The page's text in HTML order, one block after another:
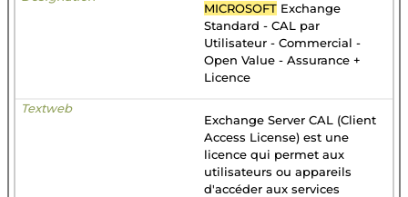
MICROSOFT Exchange
Standard - CAL par
Utilisateur - Commercial -
Open Value - Assurance +
Licence
Exchange Server CAL (Client
Access License) est une
licence qui permet aux
utilisateurs ou appareils
d'accéder aux services